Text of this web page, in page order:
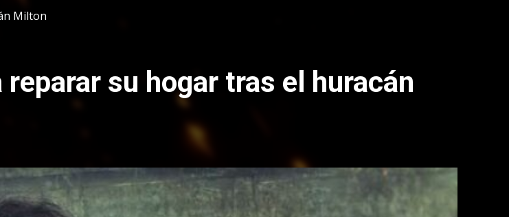
Milton
su hogar tras el huracán